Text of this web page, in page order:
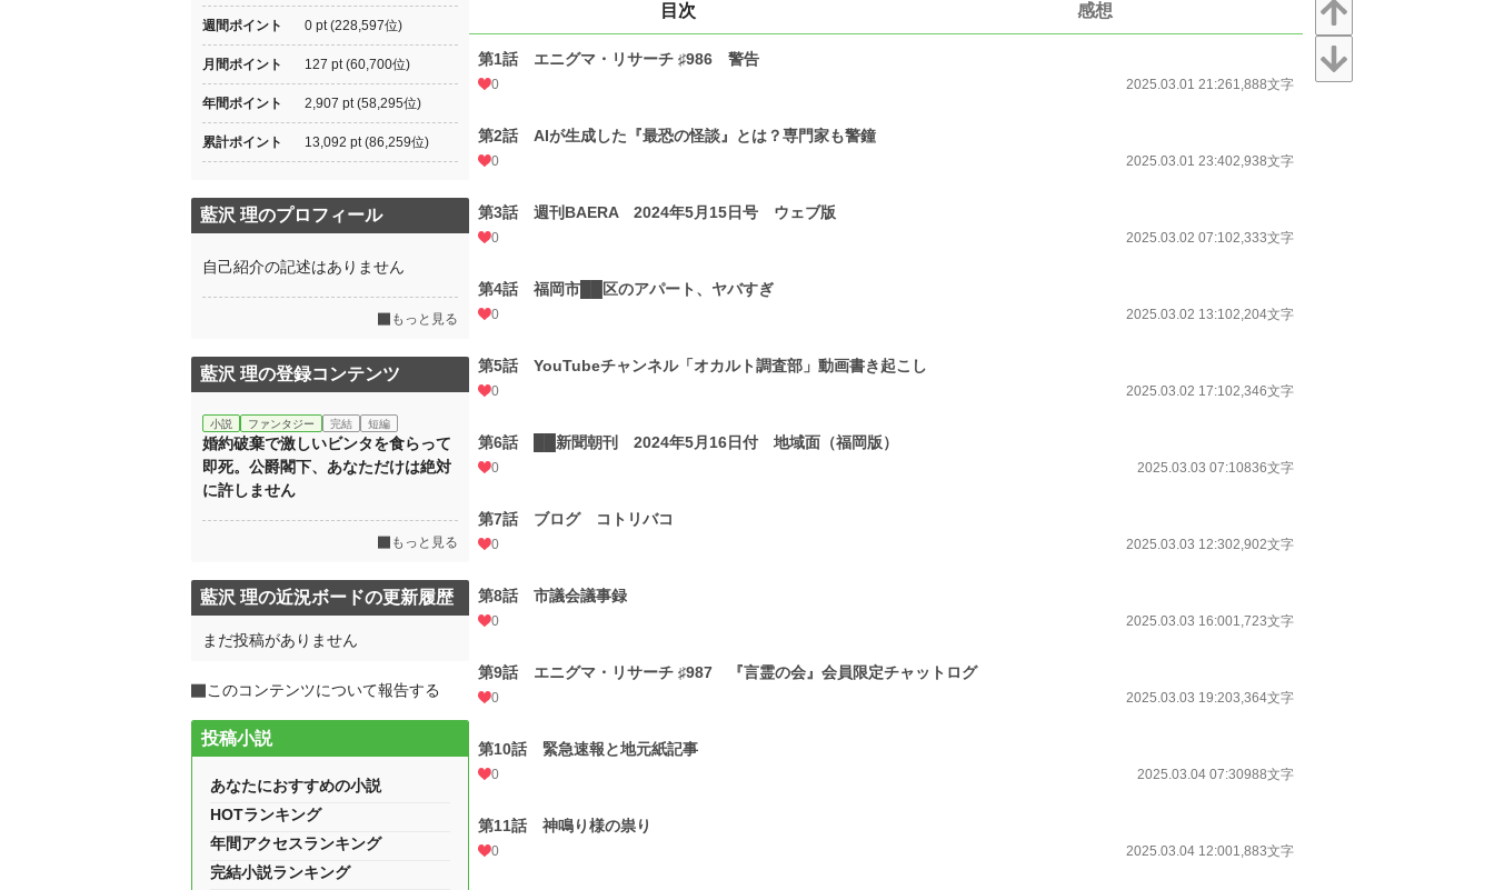
目次 感想
第1話 エニグマ・リサーチ ♯986 警告
0 2025.03.01 21:261,888文字
第2話 AIが生成した『最恐の怪談』とは？専門家も警鐘
0 2025.03.01 23:402,938文字
第3話 週刊BAERA 2024年5月15日号 ウェブ版
0 2025.03.02 07:102,333文字
第4話 福岡市██区のアパート、ヤバすぎ
0 2025.03.02 13:102,204文字
第5話 YouTubeチャンネル「オカルト調査部」動画書き起こし
0 2025.03.02 17:102,346文字
第6話 ██新聞朝刊 2024年5月16日付 地域面（福岡版）
0 2025.03.03 07:10836文字
第7話 ブログ コトリバコ
0 2025.03.03 12:302,902文字
第8話 市議会議事録
0 2025.03.03 16:001,723文字
第9話 エニグマ・リサーチ ♯987 『言霊の会』会員限定チャットログ
0 2025.03.03 19:203,364文字
第10話 緊急速報と地元紙記事
0 2025.03.04 07:30988文字
第11話 神鳴り様の祟り
0 2025.03.04 12:001,883文字
週間ポイント 0 pt (228,597位)
月間ポイント 127 pt (60,700位)
年間ポイント 2,907 pt (58,295位)
累計ポイント 13,092 pt (86,259位)
藍沢 理のプロフィール
自己紹介の記述はありません
もっと見る
藍沢 理の登録コンテンツ
小説 ファンタジー 完結 短編
婚約破棄で激しいビンタを食らって
即死。公爵閣下、あなただけは絶対
に許しません
もっと見る
藍沢 理の近況ボードの更新履歴
まだ投稿がありません
このコンテンツについて報告する
投稿小説
あなたにおすすめの小説
HOTランキング
年間アクセスランキング
完結小説ランキング